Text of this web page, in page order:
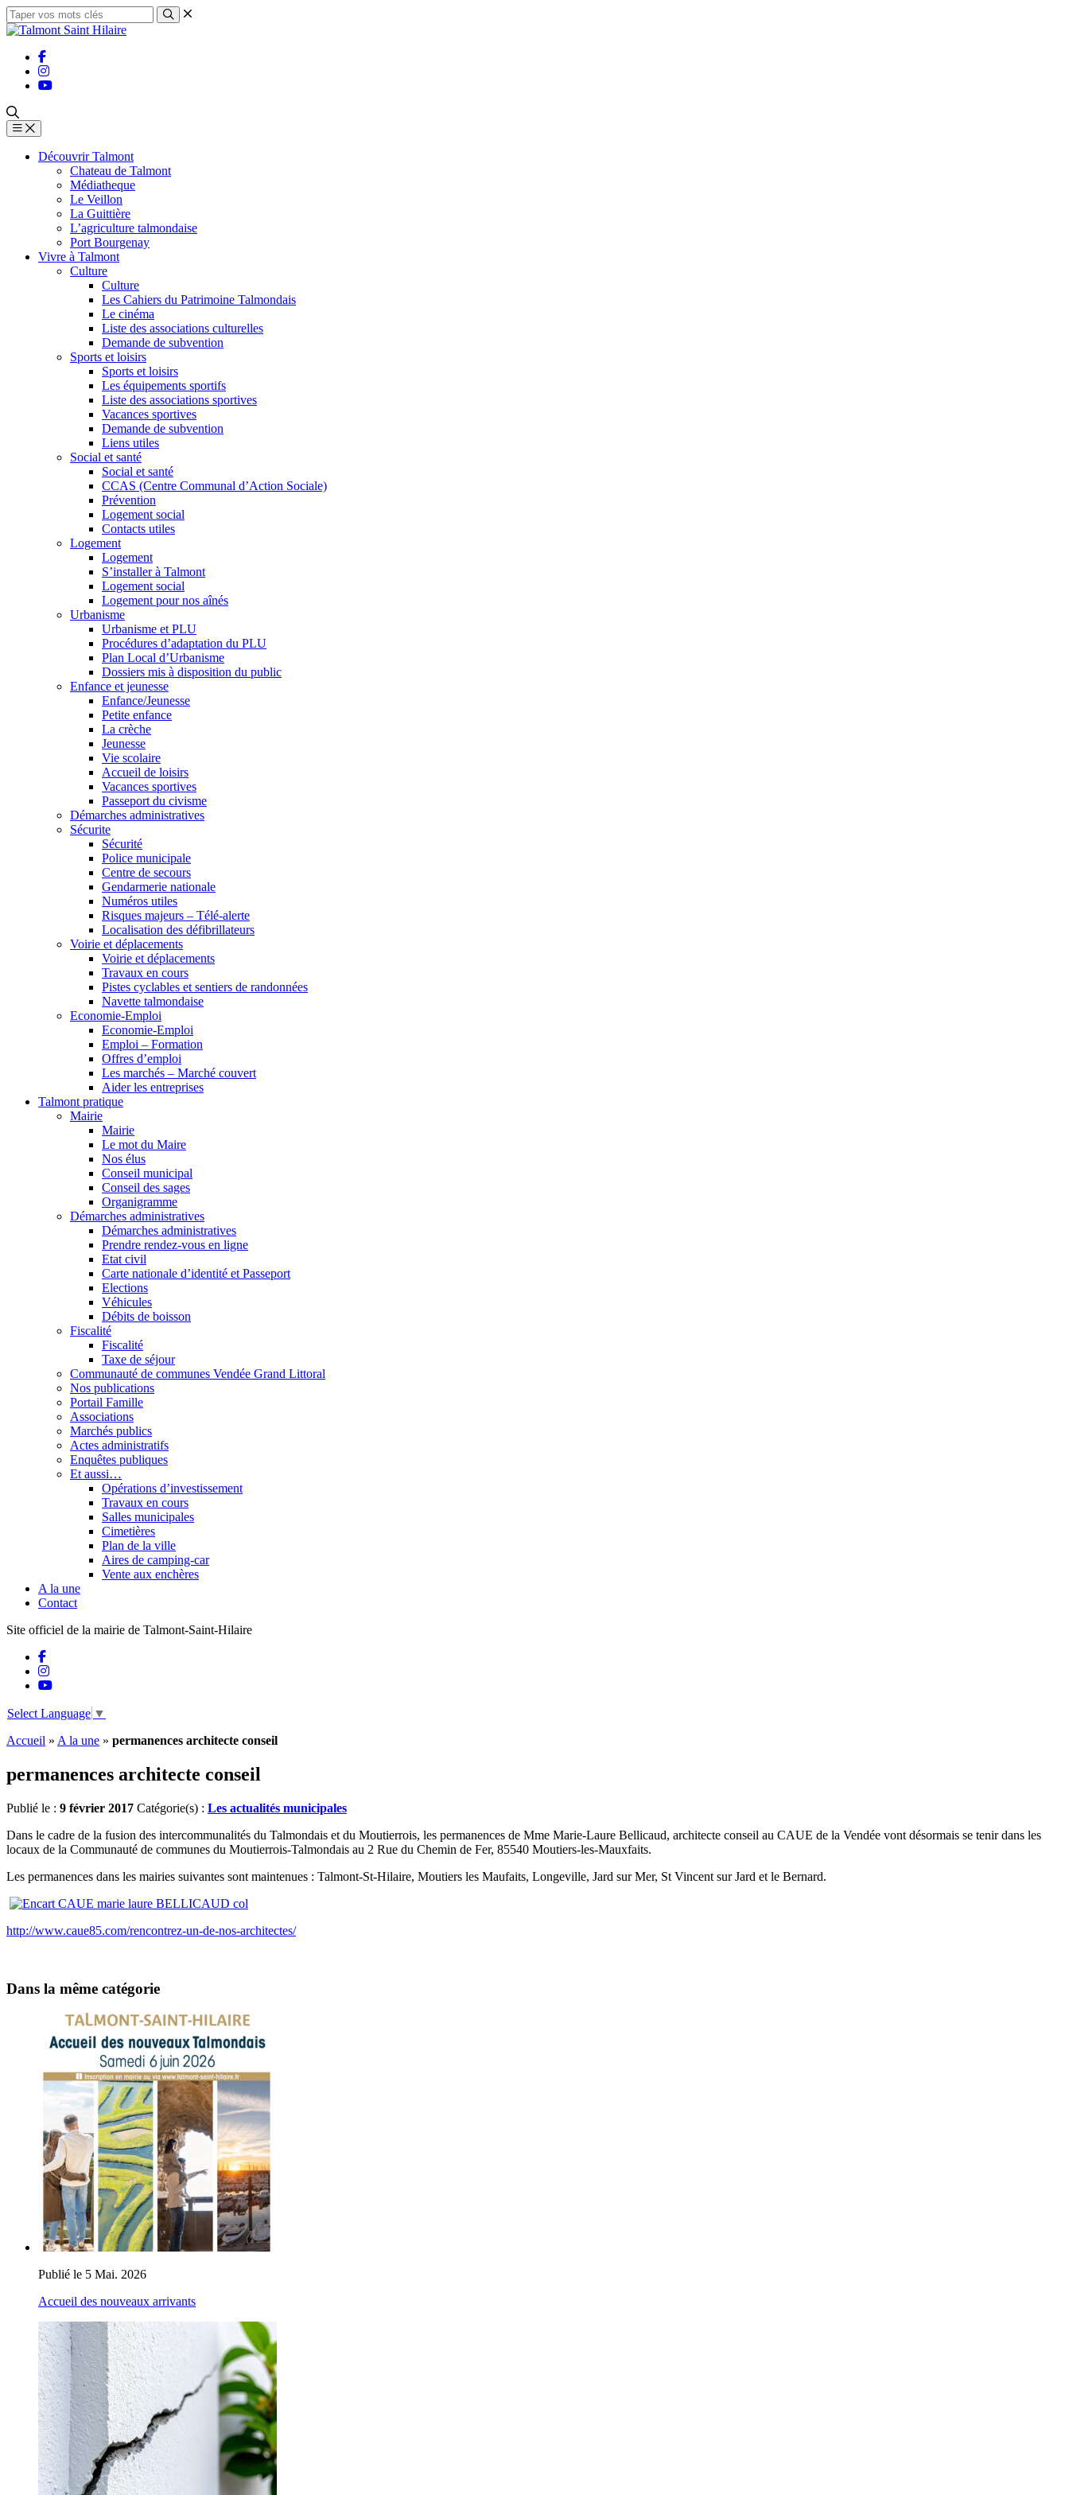
Découvrir Talmont
Chateau de Talmont
Médiatheque
Le Veillon
La Guittière
L’agriculture talmondaise
Port Bourgenay
Vivre à Talmont
Culture
Culture
Les Cahiers du Patrimoine Talmondais
Le cinéma
Liste des associations culturelles
Demande de subvention
Sports et loisirs
Sports et loisirs
Les équipements sportifs
Liste des associations sportives
Vacances sportives
Demande de subvention
Liens utiles
Social et santé
Social et santé
CCAS (Centre Communal d’Action Sociale)
Prévention
Logement social
Contacts utiles
Logement
Logement
S’installer à Talmont
Logement social
Logement pour nos aînés
Urbanisme
Urbanisme et PLU
Procédures d’adaptation du PLU
Plan Local d’Urbanisme
Dossiers mis à disposition du public
Enfance et jeunesse
Enfance/Jeunesse
Petite enfance
La crèche
Jeunesse
Vie scolaire
Accueil de loisirs
Vacances sportives
Passeport du civisme
Démarches administratives
Sécurite
Sécurité
Police municipale
Centre de secours
Gendarmerie nationale
Numéros utiles
Risques majeurs – Télé-alerte
Localisation des défibrillateurs
Voirie et déplacements
Voirie et déplacements
Travaux en cours
Pistes cyclables et sentiers de randonnées
Navette talmondaise
Economie-Emploi
Economie-Emploi
Emploi – Formation
Offres d’emploi
Les marchés – Marché couvert
Aider les entreprises
Talmont pratique
Mairie
Mairie
Le mot du Maire
Nos élus
Conseil municipal
Conseil des sages
Organigramme
Démarches administratives
Démarches administratives
Prendre rendez-vous en ligne
Etat civil
Carte nationale d’identité et Passeport
Elections
Véhicules
Débits de boisson
Fiscalité
Fiscalité
Taxe de séjour
Communauté de communes Vendée Grand Littoral
Nos publications
Portail Famille
Associations
Marchés publics
Actes administratifs
Enquêtes publiques
Et aussi…
Opérations d’investissement
Travaux en cours
Salles municipales
Cimetières
Plan de la ville
Aires de camping-car
Vente aux enchères
A la une
Contact
Site officiel de la mairie de Talmont-Saint-Hilaire
Select Language ▼
Accueil » A la une » permanences architecte conseil
permanences architecte conseil
Publié le : 9 février 2017 Catégorie(s) : Les actualités municipales
Dans le cadre de la fusion des intercommunalités du Talmondais et du Moutierrois, les permanences de Mme Marie-Laure Bellicaud, architecte conseil au CAUE de la Vendée vont désormais se tenir dans les
locaux de la Communauté de communes du Moutierrois-Talmondais au 2 Rue du Chemin de Fer, 85540 Moutiers-les-Mauxfaits.
Les permanences dans les mairies suivantes sont maintenues : Talmont-St-Hilaire, Moutiers les Maufaits, Longeville, Jard surMer, St Vincent sur Jard et le Bernard.
http://www.caue85.com/rencontrez-un-de-nos-architectes/
Dans la même catégorie
Publié le 5 Mai. 2026
Accueil des nouveaux arrivants